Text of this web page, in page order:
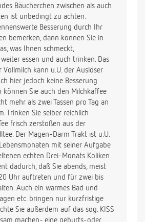
Bäucherchen zwischen als auch
ist unbedingt zu achten.
Besserung durch Ihr
bemerken, dann können Sie in
was Ihnen schmeckt,
essen und auch trinken. Das
Vollmilch kann u.U. der Auslöser
hier jedoch keine Besserung
können Sie auch den Milchkaffee
mehr als zwei Tassen pro Tag an
Trinken Sie selber reichlich
frisch zerstoßen aus der
Der Magen-Darm Trakt ist u.U.
mit seiner Aufgabe
echten Drei-Monats Koliken
dadurch, daß Sie abends, meist
Uhr auftreten und für zwei bis
Auch ein warmes Bad und
etc. bringen nur kurzfristige
Sie außerdem auf das sog. KISS
machen- eine geburts-oder